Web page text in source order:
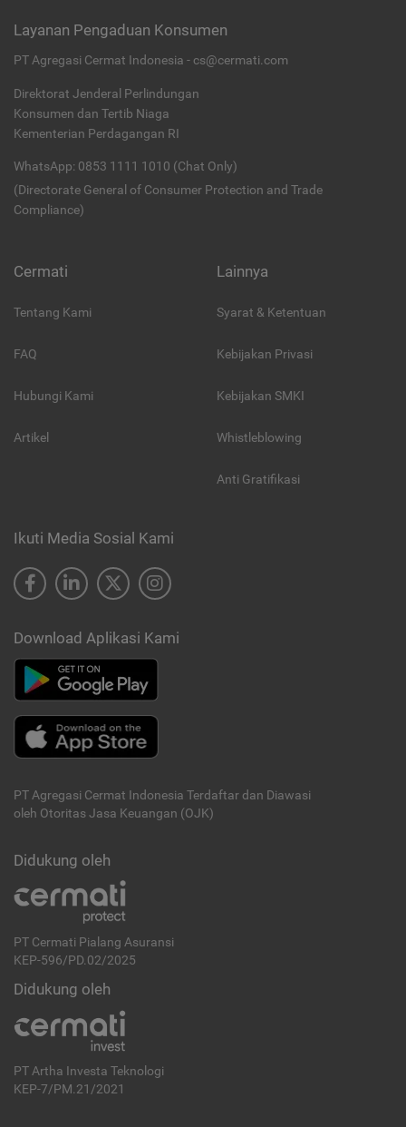
Layanan Pengaduan Konsumen
PT Agregasi Cermat Indonesia - cs@cermati.com
Direktorat Jenderal Perlindungan
Konsumen dan Tertib Niaga
Kementerian Perdagangan RI
WhatsApp: 0853 1111 1010 (Chat Only)
(Directorate General of Consumer Protection and Trade
Compliance)
Cermati
Tentang Kami
FAQ
Hubungi Kami
Artikel
Lainnya
Syarat & Ketentuan
Kebijakan Privasi
Kebijakan SMKI
Whistleblowing
Anti Gratifikasi
Ikuti Media Sosial Kami
Download Aplikasi Kami
PT Agregasi Cermat Indonesia Terdaftar dan Diawasi
oleh Otoritas Jasa Keuangan (OJK)
Didukung oleh
PT Cermati Pialang Asuransi
KEP-596/PD.02/2025
Didukung oleh
PT Artha Investa Teknologi
KEP-7/PM.21/2021